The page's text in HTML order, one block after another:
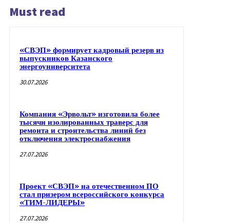
Must read
«СВЭП» формирует кадровый резерв из
выпускников Казанского
энергоуниверситета
30.07.2026
Компания «Эрвольт» изготовила более
тысячи изолированных траверс для
ремонта и строительства линий без
отключения электроснабжения
27.07.2026
Проект «СВЭП» на отечественном ПО
стал призером всероссийского конкурса
«ТИМ-ЛИДЕРЫ»
27.07.2026